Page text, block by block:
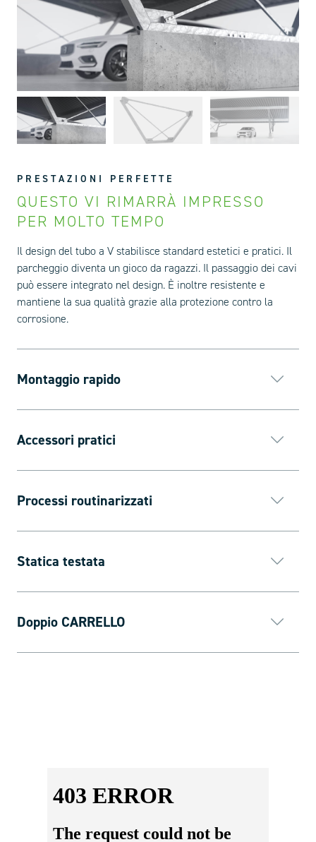
PRESTAZIONI PERFETTE
QUESTO VI RIMARRÀ IMPRESSO
PER MOLTO TEMPO
Il design del tubo a V stabilisce standard estetici e pratici. Il
parcheggio diventa un gioco da ragazzi. Il passaggio dei cavi
può essere integrato nel design. È inoltre resistente e
mantiene la sua qualità grazie alla protezione contro la
corrosione.
Montaggio rapido
Accessori pratici
Processi routinarizzati
Statica testata
Doppio CARRELLO